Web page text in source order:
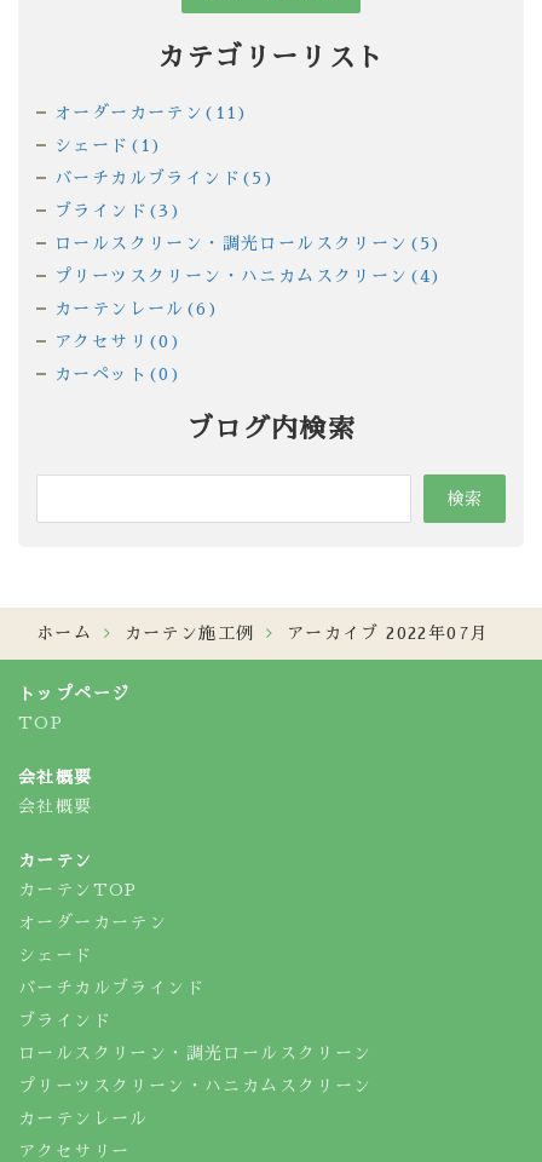
カテゴリーリスト
オーダーカーテン(11)
シェード(1)
バーチカルブラインド(5)
ブラインド(3)
ロールスクリーン・調光ロールスクリーン(5)
プリーツスクリーン・ハニカムスクリーン(4)
カーテンレール(6)
アクセサリ(0)
カーペット(0)
ブログ内検索
ホーム カーテン施工例 アーカイブ 2022年07月
トップページ
TOP
会社概要
会社概要
カーテン
カーテンTOP
オーダーカーテン
シェード
バーチカルブラインド
ブラインド
ロールスクリーン・調光ロールスクリーン
プリーツスクリーン・ハニカムスクリーン
カーテンレール
アクセサリー